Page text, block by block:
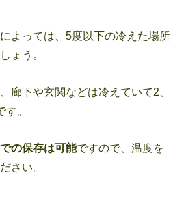
よっては、5度以下の冷えた場所
ょう。
廊下や玄関などは冷えていて2、
。
の保存は可能ですので、温度を
さい。